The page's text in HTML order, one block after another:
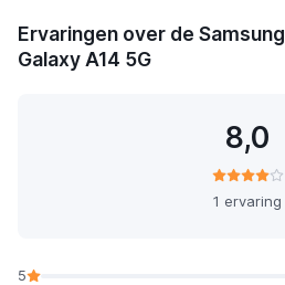
Ervaringen over de Samsung
Galaxy A14 5G
8,0
1 ervaring
5